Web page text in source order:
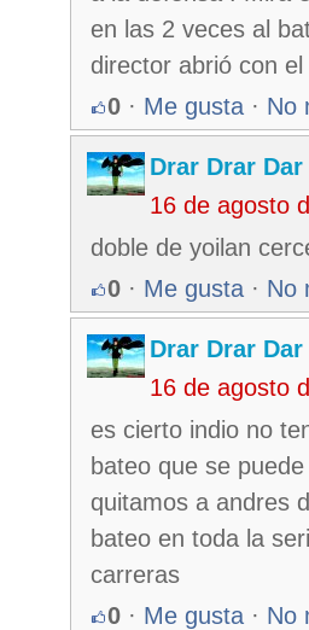
en las 2 veces al
director abrió con
0 · Me gusta · No
Drar Drar Dar
16 de agosto
doble de yoilan
0 · Me gusta · No
Drar Drar Dar
16 de agosto
es cierto indio no
bateo que se
quitamos a andres
bateo en toda la
carreras
0 · Me gusta · No